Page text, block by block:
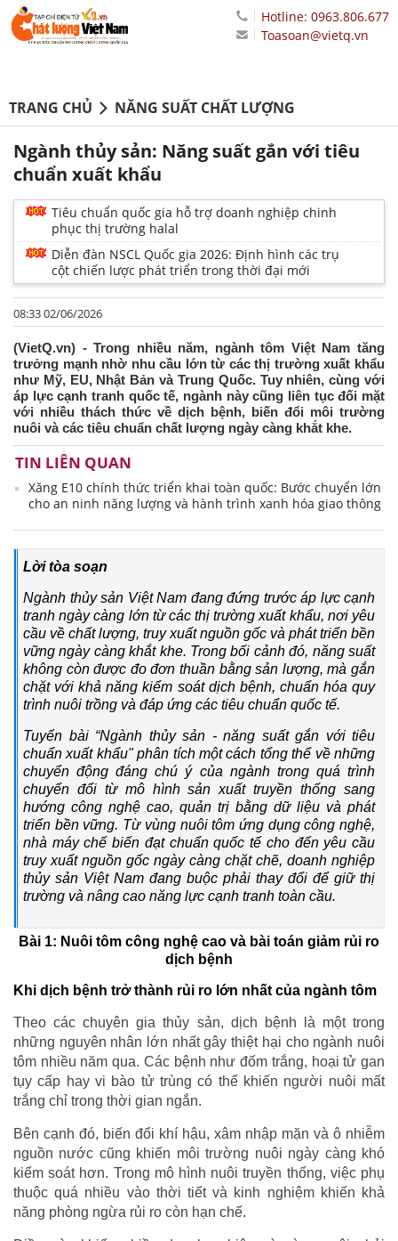
Hotline: 0963.806.677
Toasoan@vietq.vn
TRANG CHỦ NĂNG SUẤT CHẤT LƯỢNG
Ngành thủy sản: Năng suất gắn với tiêu
chuẩn xuất khẩu
Tiêu chuẩn quốc gia hỗ trợ doanh nghiệp chinh
phục thị trường halal
Diễn đàn NSCL Quốc gia 2026: Định hình các trụ
cột chiến lược phát triển trong thời đại mới
08:33 02/06/2026
(VietQ.vn) - Trong nhiều năm, ngành tôm Việt Nam tăng
trưởng mạnh nhờ nhu cầu lớn từ các thị trường xuất khẩu
như Mỹ, EU, Nhật Bản và Trung Quốc. Tuy nhiên, cùng với
áp lực cạnh tranh quốc tế, ngành này cũng liên tục đối mặt
với nhiều thách thức về dịch bệnh, biến đổi môi trường
nuôi và các tiêu chuẩn chất lượng ngày càng khắt khe.
TIN LIÊN QUAN
Xăng E10 chính thức triển khai toàn quốc: Bước chuyển lớn
cho an ninh năng lượng và hành trình xanh hóa giao thông
Lời tòa soạn
Ngành thủy sản Việt Nam đang đứng trước áp lực cạnh
tranh ngày càng lớn từ các thị trường xuất khẩu, nơi yêu
cầu về chất lượng, truy xuất nguồn gốc và phát triển bền
vững ngày càng khắt khe. Trong bối cảnh đó, năng suất
không còn được đo đơn thuần bằng sản lượng, mà gắn
chặt với khả năng kiểm soát dịch bệnh, chuẩn hóa quy
trình nuôi trồng và đáp ứng các tiêu chuẩn quốc tế.
Tuyến bài “Ngành thủy sản - năng suất gắn với tiêu
chuẩn xuất khẩu" phân tích một cách tổng thể về những
chuyển động đáng chú ý của ngành trong quá trình
chuyển đổi từ mô hình sản xuất truyền thống sang
hướng công nghệ cao, quản trị bằng dữ liệu và phát
triển bền vững. Từ vùng nuôi tôm ứng dụng công nghệ,
nhà máy chế biến đạt chuẩn quốc tế cho đến yêu cầu
truy xuất nguồn gốc ngày càng chặt chẽ, doanh nghiệp
thủy sản Việt Nam đang buộc phải thay đổi để giữ thị
trường và nâng cao năng lực cạnh tranh toàn cầu.
Bài 1: Nuôi tôm công nghệ cao và bài toán giảm rủi ro
dịch bệnh
Khi dịch bệnh trở thành rủi ro lớn nhất của ngành tôm
Theo các chuyên gia thủy sản, dịch bệnh là một trong
những nguyên nhân lớn nhất gây thiệt hại cho ngành nuôi
tôm nhiều năm qua. Các bệnh như đốm trắng, hoại tử gan
tụy cấp hay vi bào tử trùng có thể khiến người nuôi mất
trắng chỉ trong thời gian ngắn.
Bên cạnh đó, biến đổi khí hậu, xâm nhập mặn và ô nhiễm
nguồn nước cũng khiến môi trường nuôi ngày càng khó
kiểm soát hơn. Trong mô hình nuôi truyền thống, việc phụ
thuộc quá nhiều vào thời tiết và kinh nghiệm khiến khả
năng phòng ngừa rủi ro còn hạn chế.